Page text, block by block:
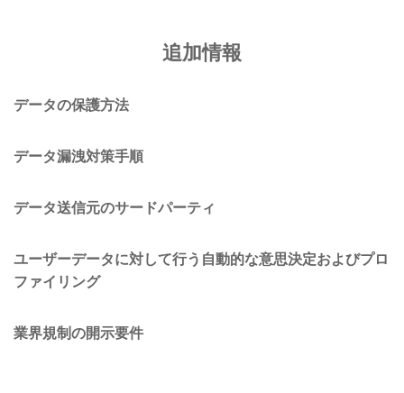
追加情報
データの保護方法
データ漏洩対策手順
データ送信元のサードパーティ
ユーザーデータに対して行う自動的な意思決定およびプロ
ファイリング
業界規制の開示要件